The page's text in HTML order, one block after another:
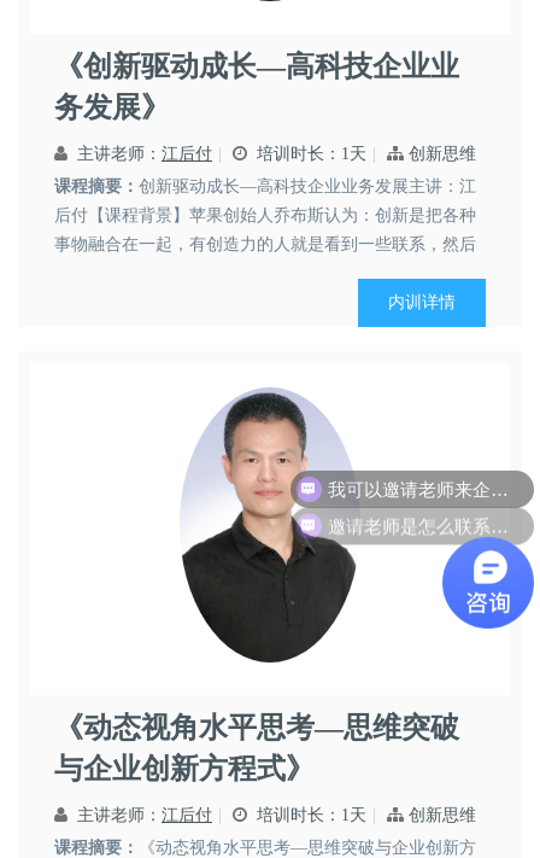
企业战略
《创新驱动成长—高科技企业业
务发展》
主讲老师： 江后付 培训时长：1天
创新思维
课程摘要： 创新驱动成长—高科技企业业务发展主讲：江
后付【课程背景】苹果创始人乔布斯认为：创新是把各种
事物融合在一起，有创造力的人就是看到一些联系，然后
这就是创新。作为企业管理人员，尤其是肩负企业技术创
新职责的业务变革人员和研发管理人员，需要体系化的创
内训详情
企业战略
《动态视角水平思考—思维突破
与企业创新方程式》
主讲老师： 江后付 培训时长：1天
创新思维
课程摘要：
《动态视角水平思考—思维突破与企业创新方
邀请老师是怎么联系呢？